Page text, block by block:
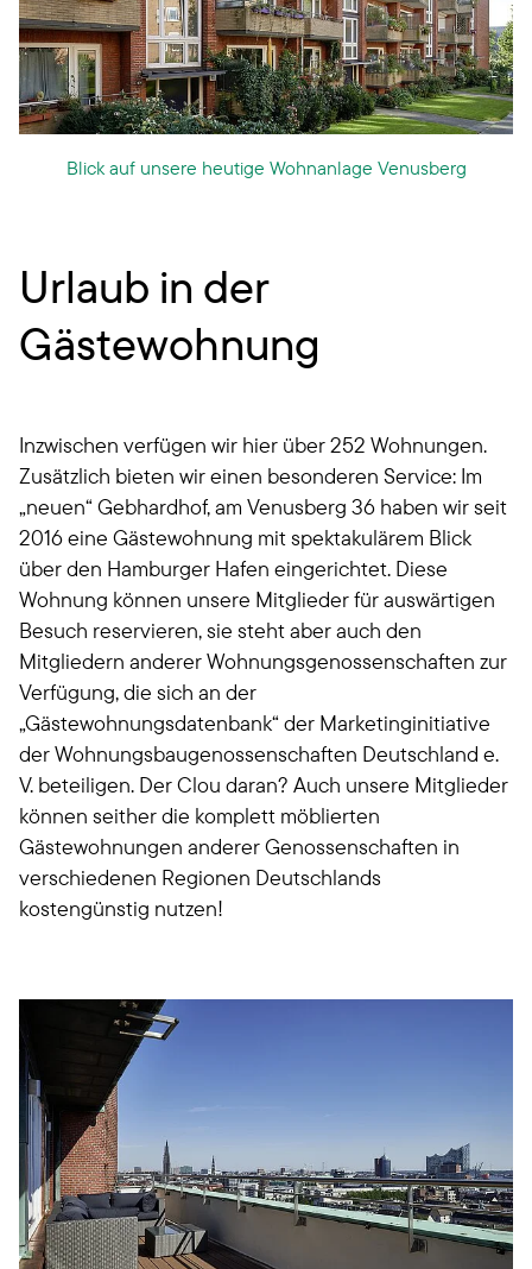
Blick auf unsere heutige Wohnanlage Venusberg
Urlaub in der
Gästewohnung
Inzwischen verfügen wir hier über 252 Wohnungen.
Zusätzlich bieten wir einen besonderen Service: Im
„neuen“ Gebhardhof, am Venusberg 36 haben wir seit
2016 eine Gästewohnung mit spektakulärem Blick
über den Hamburger Hafen eingerichtet. Diese
Wohnung können unsere Mitglieder für auswärtigen
Besuch reservieren, sie steht aber auch den
Mitgliedern anderer Wohnungsgenossenschaften zur
Verfügung, die sich an der
„Gästewohnungsdatenbank“ der Marketinginitiative
der Wohnungsbaugenossenschaften Deutschland e.
V. beteiligen. Der Clou daran? Auch unsere Mitglieder
können seither die komplett möblierten
Gästewohnungen anderer Genossenschaften in
verschiedenen Regionen Deutschlands
kostengünstig nutzen!